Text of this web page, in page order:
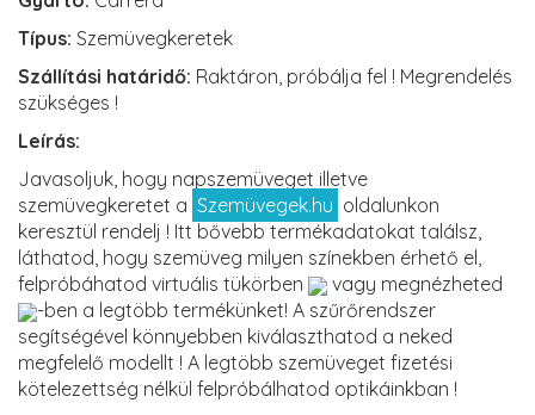
Típus: Szemüvegkeretek
Szállítási határidő: Raktáron, próbálja fel ! Megrendelés
szükséges !
Leírás:
Javasoljuk, hogy napszemüveget illetve
szemüvegkeretet a Szemüvegek.hu oldalunkon
keresztül rendelj ! Itt bővebb termékadatokat találsz,
láthatod, hogy szemüveg milyen színekben érhető el,
felpróbáhatod virtuális tükörben
vagy megnézheted
-ben a legtöbb termékünket! A szűrőrendszer
segítségével könnyebben kiválaszthatod a neked
megfelelő modellt ! A legtöbb szemüveget fizetési
kötelezettség nélkül felpróbálhatod optikáinkban !